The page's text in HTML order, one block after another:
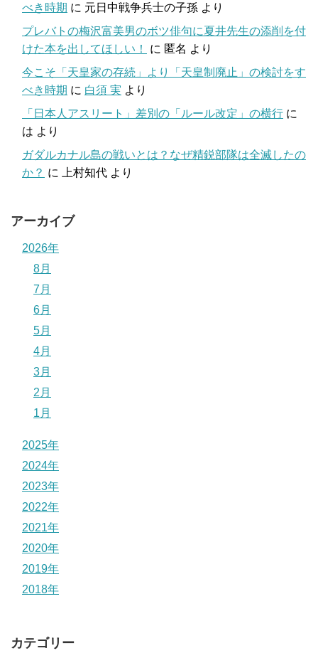
べき時期 に 元日中戦争兵士の子孫 より
プレバトの梅沢富美男のボツ俳句に夏井先生の添削を付
けた本を出してほしい！
に 匿名 より
今こそ「天皇家の存続」より「天皇制廃止」の検討をす
べき時期 に 白須 実 より
「日本人アスリート」差別の「ルール改定」の横行 に
は より
ガダルカナル島の戦いとは？なぜ精鋭部隊は全滅したの
か？ に 上村知代 より
アーカイブ
2026年
8月
7月
6月
5月
4月
3月
2月
1月
2025年
2024年
2023年
2022年
2021年
2020年
2019年
2018年
カテゴリー